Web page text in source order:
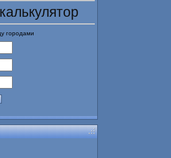
городами